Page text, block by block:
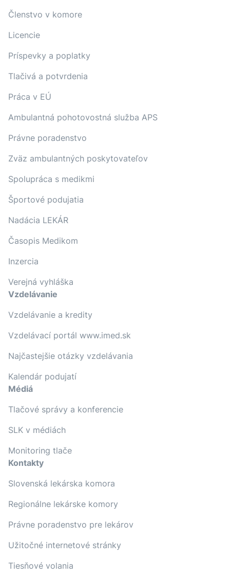
Členstvo v komore
Licencie
Príspevky a poplatky
Tlačivá a potvrdenia
Práca v EÚ
Ambulantná pohotovostná služba APS
Právne poradenstvo
Zväz ambulantných poskytovateľov
Spolupráca s medikmi
Športové podujatia
Nadácia LEKÁR
Časopis Medikom
Inzercia
Verejná vyhláška
Vzdelávanie
Vzdelávanie a kredity
Vzdelávací portál www.imed.sk
Najčastejšie otázky vzdelávania
Kalendár podujatí
Médiá
Tlačové správy a konferencie
SLK v médiách
Monitoring tlače
Kontakty
Slovenská lekárska komora
Regionálne lekárske komory
Právne poradenstvo pre lekárov
Užitočné internetové stránky
Tiesňové volania